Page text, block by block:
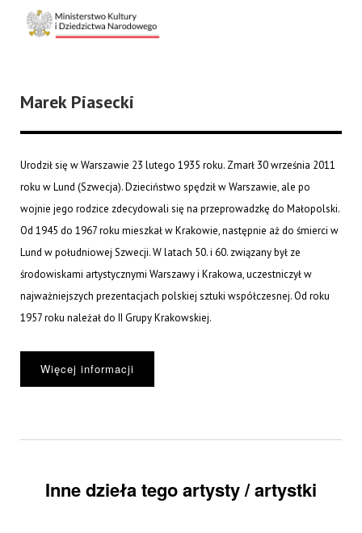
Marek Piasecki
Urodził się w Warszawie 23 lutego 1935 roku. Zmarł 30 września 2011
roku w Lund (Szwecja). Dzieciństwo spędził w Warszawie, ale po
wojnie jego rodzice zdecydowali się na przeprowadzkę do Małopolski.
Od 1945 do 1967 roku mieszkał w Krakowie, następnie aż do śmierci w
Lund w południowej Szwecji. W latach 50. i 60. związany był ze
środowiskami artystycznymi Warszawy i Krakowa, uczestniczył w
najważniejszych prezentacjach polskiej sztuki współczesnej. Od roku
1957 roku należał do II Grupy Krakowskiej.
Więcej informacji
Inne dzieła tego artysty / artystki